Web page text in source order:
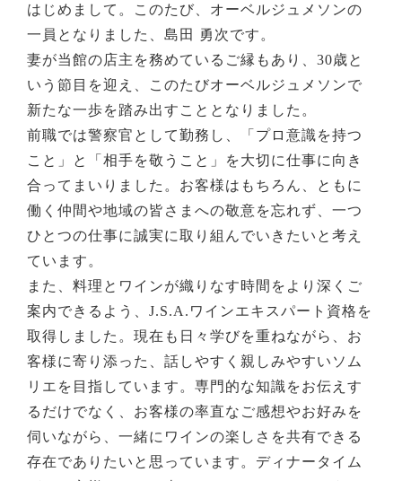
はじめまして。このたび、オーベルジュメソンの
一員となりました、島田 勇次です。
妻が当館の店主を務めているご縁もあり、30歳と
いう節目を迎え、このたびオーベルジュメソンで
新たな一歩を踏み出すこととなりました。
前職では警察官として勤務し、「プロ意識を持つ
こと」と「相手を敬うこと」を大切に仕事に向き
合ってまいりました。お客様はもちろん、ともに
働く仲間や地域の皆さまへの敬意を忘れず、一つ
ひとつの仕事に誠実に取り組んでいきたいと考え
ています。
また、料理とワインが織りなす時間をより深くご
案内できるよう、J.S.A.ワインエキスパート資格を
取得しました。現在も日々学びを重ねながら、お
客様に寄り添った、話しやすく親しみやすいソム
リエを目指しています。専門的な知識をお伝えす
るだけでなく、お客様の率直なご感想やお好みを
伺いながら、一緒にワインの楽しさを共有できる
存在でありたいと思っています。ディナータイム